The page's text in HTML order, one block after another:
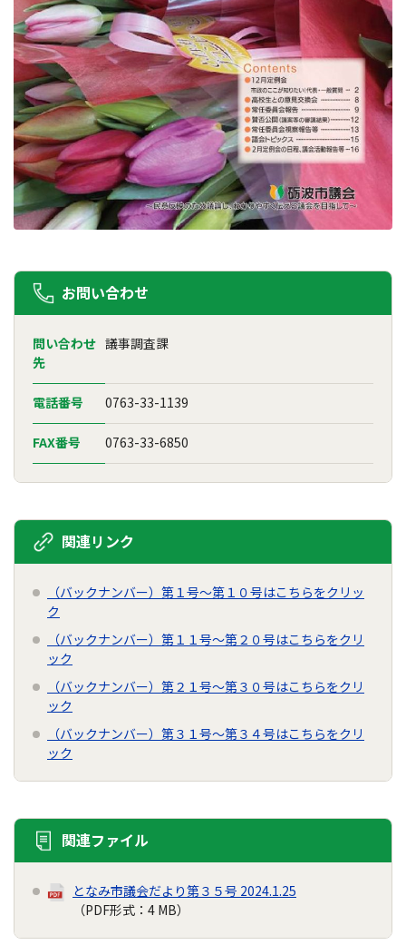
お問い合わせ
問い合わせ
先
議事調査課
電話番号 0763-33-1139
FAX番号 0763-33-6850
関連リンク
（バックナンバー）第１号～第１０号はこちらをクリッ
ク
（バックナンバー）第１１号～第２０号はこちらをクリ
ック
（バックナンバー）第２１号～第３０号はこちらをクリ
ック
（バックナンバー）第３１号～第３４号はこちらをクリ
ック
関連ファイル
となみ市議会だより第３５号 2024.1.25
（PDF形式：4 MB）